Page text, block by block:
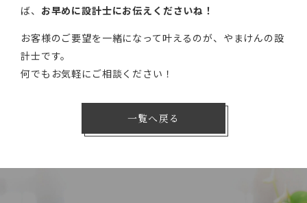
ば、 お早めに設計士にお伝えくださいね！
お客様のご要望を一緒になって叶えるのが、やまけんの設
計士です。
何でもお気軽にご相談ください！
一覧へ戻る